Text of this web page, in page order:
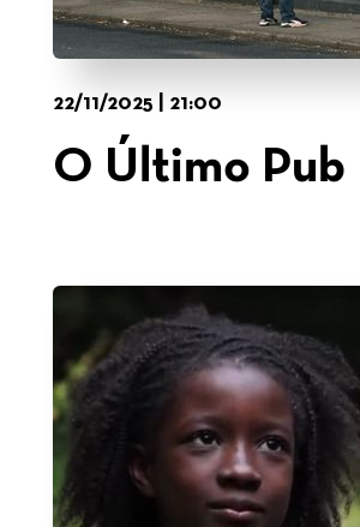
22/11/2025 | 21:00
O Último Pub